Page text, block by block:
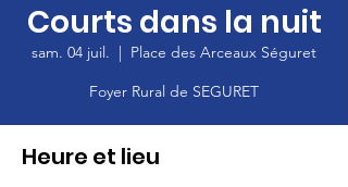
Courts dans la nuit
sam. 04 juil.
  |
Place des Arceaux Séguret
Foyer Rural de SEGURET
Heure et lieu